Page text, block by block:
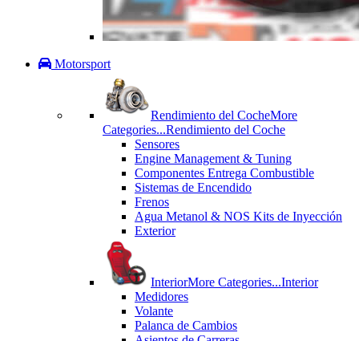
Motorsport
Rendimiento del CocheMore
Categories...Rendimiento del Coche
Sensores
Engine Management & Tuning
Componentes Entrega Combustible
Sistemas de Encendido
Frenos
Agua Metanol & NOS Kits de Inyección
Exterior
InteriorMore Categories...Interior
Medidores
Volante
Palanca de Cambios